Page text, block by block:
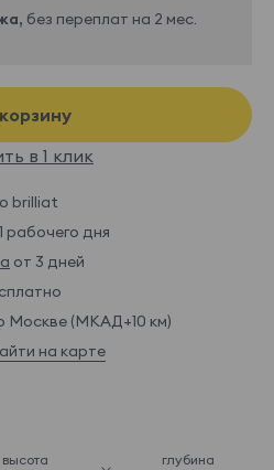
без переплат на 2 мес.
в 1 клик
brilliat
рабочего дня
от 3 дней
Москве (МКАД+10 км)
на карте
высота глубина